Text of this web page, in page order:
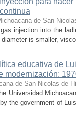
de San
injection into the
is smaller,
educativa de
modernización:
de San Nicolas de
Universidad
the government of